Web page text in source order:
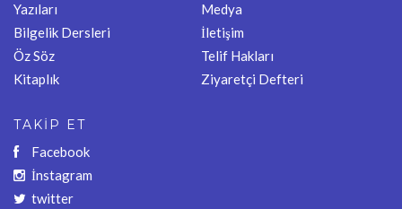
Yazıları
Bilgelik Dersleri
Öz Söz
Kitaplık
Medya
İletişim
Telif Hakları
Ziyaretçi Defteri
TAKİP ET
Facebook
İnstagram
twitter